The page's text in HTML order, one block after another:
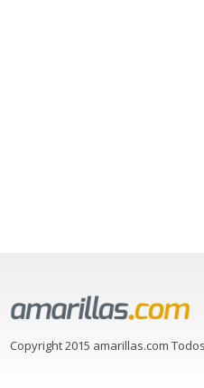
Copyright 2015 amarillas.com